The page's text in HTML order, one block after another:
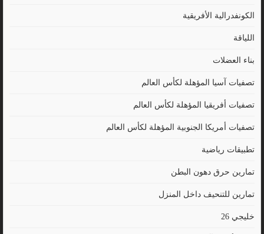
الكونفدرالية الأفريقية
اللياقة
بناء العضلات
تصفيات آسيا المؤهلة لكأس العالم
تصفيات أفريقيا المؤهلة لكأس العالم
تصفيات أمريكا الجنوبية المؤهلة لكأس العالم
تطبيقات رياضية
تمارين حرق دهون البطن
تمارين للتنحيف داخل المنزل
خليجي 26